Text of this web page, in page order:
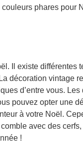
phares pour
Il existe différentes
décoration vintage
d’entre vous.
pouvez opter une
à votre Noël.
avec des
!